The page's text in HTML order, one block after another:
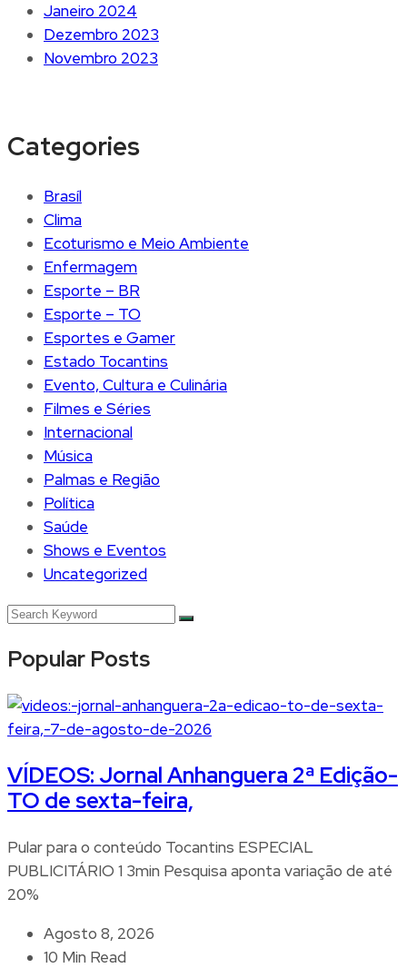
Janeiro 2024
Dezembro 2023
Novembro 2023
Categories
Brasíl
Clima
Ecoturismo e Meio Ambiente
Enfermagem
Esporte – BR
Esporte – TO
Esportes e Gamer
Estado Tocantins
Evento, Cultura e Culinária
Filmes e Séries
Internacional
Música
Palmas e Região
Política
Saúde
Shows e Eventos
Uncategorized
Popular Posts
VÍDEOS: Jornal Anhanguera 2ª Edição-
TO de sexta-feira,
Pular para o conteúdo Tocantins ESPECIAL
PUBLICITÁRIO 1 3min Pesquisa aponta variação de até
20%
Agosto 8, 2026
10 Min Read